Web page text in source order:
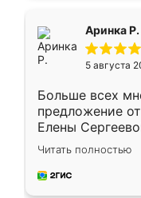
Аринка Р.
5 августа
Больше всех
предложение
Елены
короткие
для замера
предложил по
Читать полностью